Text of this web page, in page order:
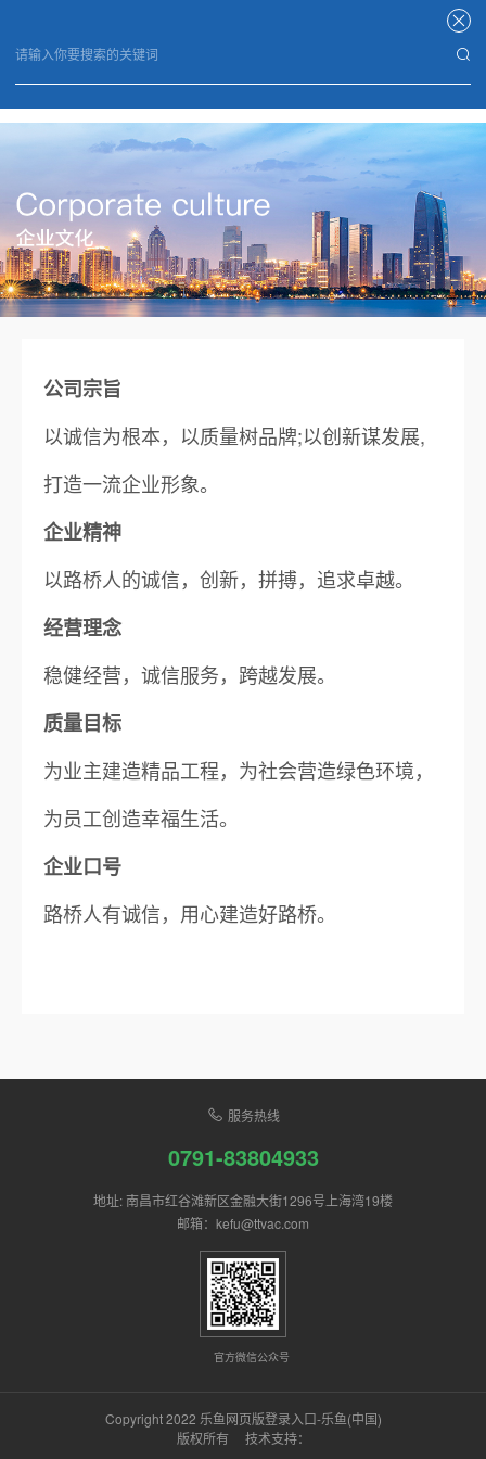
公司宗旨
以诚信为根本，以质量树品牌;以创新谋发展,
打造一流企业形象。
企业精神
以路桥人的诚信，创新，拼搏，追求卓越。
经营理念
稳健经营，诚信服务，跨越发展。
质量目标
为业主建造精品工程，为社会营造绿色环境，
为员工创造幸福生活。
企业口号
路桥人有诚信，用心建造好路桥。
服务热线
0791-83804933
地址: 南昌市红谷滩新区金融大街1296号上海湾19楼
邮箱：kefu@ttvac.com
官方微信公众号
Copyright 2022 乐鱼网页版登录入口-乐鱼(中国)
版权所有 技术支持：